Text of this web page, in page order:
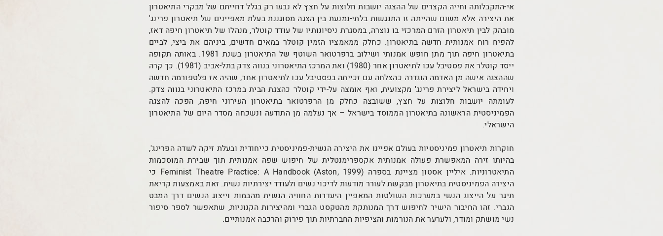
אי-התקבלותה וחייה הקצרים של ההצגה יושבות חלוצות על חצץ לא נבעו רק בגלל דחייתם של מבקרי התיאטרון
את היצירה אלא משום שהייתה זו התנגשות בלתי-נמנעת בין הצגה מסוגננת בעלת מאפיינים של תיאטרון פרינג'
מובהק לבין תיאטרון הזרם המרכזי בו נוצרה, במסגרת ניסיונותיו של עודד קוטלר, מנהלו של תיאטרון חיפה דאז,
להפיח רוח אמנותית חדשה בתיאטרון. כחלק ממאמציו הזמין קוטלר במאים חדשים, ביניהם את ביצי, לביים
בתיאטרון חיפה תוך מתן חופש אמנותי ושילוב ברפרטואר השוטף של התיאטרון בשנת 1981. באותה תקופה
ייסד קוטלר את פסטיבל עכו לתיאטרון אחר (1980) ואת המרכז התיאטרוני בנווה צדק בתל-אביב (1981). כך קרה
שההצגה אישה מן האדמה הוגדרה כהצלחה עם זכייתה בפסטיבל עכו לתיאטרון אחר, שהיה אז פלטפורמה חדשה
ויחידה בישראל ליצירת פרינג' מקצועית, ואף אומצה על-ידי קוטלר כהצגת הבית במרכז התיאטרוני בנווה צדק.
לעומתה יושבות חלוצות על חצץ, ששובצה כחלק מן הרפרטואר בתיאטרון העירוני חיפה, הפכה להצגה
הפמיניסטית הראשונה בתיאטרון הממוסד בישראל – אך נעלמה מן התודעה ונשכחה מסדר היום של התיאטרון
הישראלי.
חוקרות תיאטרון פמיניסטיות בעולם אפיינו את היצירה הנשית-פמיניסטית כייחודית ובעלת זיקה לשדה הפרינג',
בהיותו זירה המאפשרת פעולה אמנותית אקספרימנטלית של חיפוש שפה אמנותית תוך שבירת המוסכמות
התיאטרוניות. איליין אסטון מציינת בספרה Feminist Theatre Practice: A Handbook (Aston, 1999) כי
היצירה הפמיניסטית בתיאטרון מבקשת לעורר מודעות לדיכוי נשים ולעודד יצירתיות נשית. זאת באמצעות קריאת
תיגר על הייצוג הנשי במערכות השולטות המאפיין היעדרות החוויה הנשית מהבמות וייצוג הנשים דרך המבט
הגברי. זהו החיבור הישיר לחיפוש דרך המנותקת מהטקסט הגברי ומהיצירות הקנוניות, שתאפשר לספר סיפור
נשי מושתק ומודר, ולערער את הנורמות והציפיות החברתיות תוך פירוק והרכבה אמנותיים.